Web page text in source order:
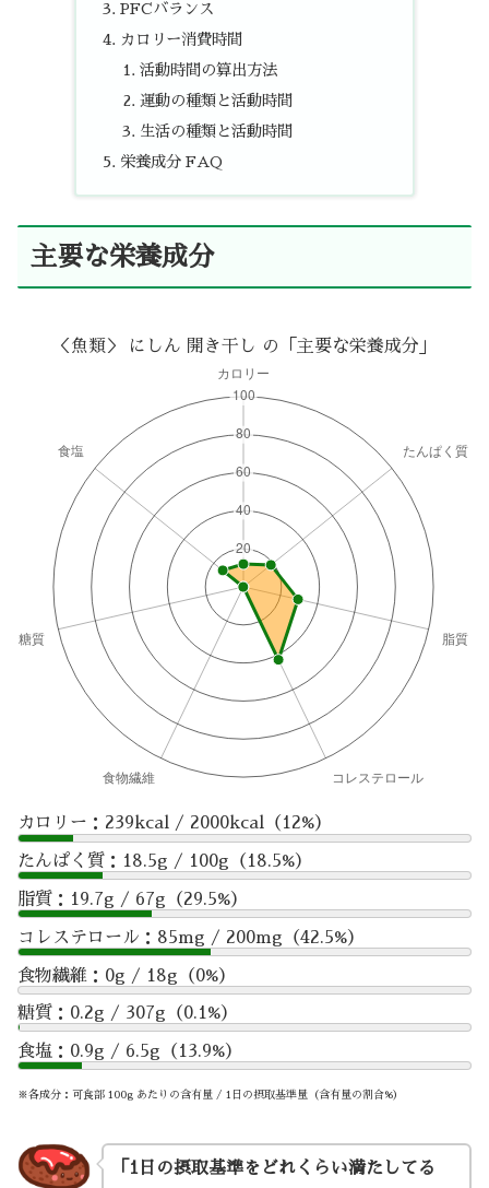
PFCバランス
カロリー消費時間
活動時間の算出方法
運動の種類と活動時間
生活の種類と活動時間
栄養成分 FAQ
主要な栄養成分
＜魚類＞ にしん 開き干し の「主要な栄養成分」
カロリー：239kcal / 2000kcal（12%）
たんぱく質：18.5g / 100g（18.5%）
脂質：19.7g / 67g（29.5%）
コレステロール：85mg / 200mg（42.5%）
食物繊維：0g / 18g（0%）
糖質：0.2g / 307g（0.1%）
食塩：0.9g / 6.5g（13.9%）
※各成分：可食部 100g あたりの含有量 / 1日の摂取基準量（含有量の割合%）
「1日の摂取基準をどれくらい満たしてる